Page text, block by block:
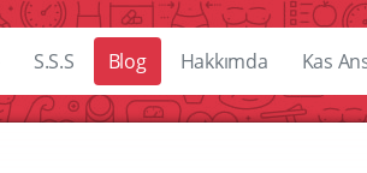
S.S.S Blog Hakkımda Kas